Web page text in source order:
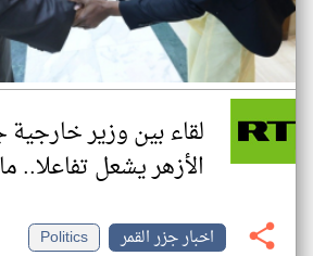
لقاء بين وزير
الأزهر يشعل تفاعلا..
اخبار جزر القمر
Politics